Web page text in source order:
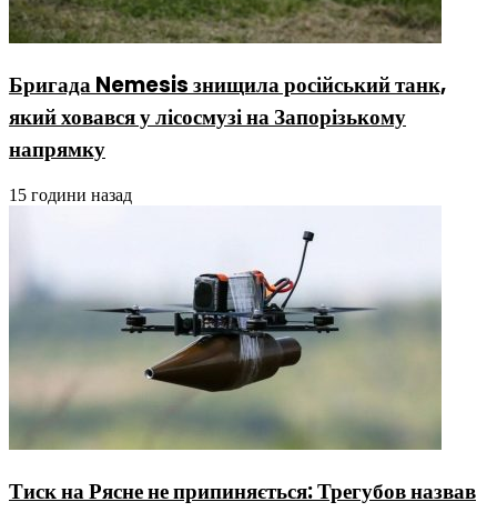
Бригада Nemesis знищила російський танк,
який ховався у лісосмузі на Запорізькому
напрямку
15 години назад
Тиск на Рясне не припиняється: Трегубов назвав